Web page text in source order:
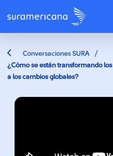
Conversaciones SURA /
¿Cómo se están transformando
a los cambios globales?